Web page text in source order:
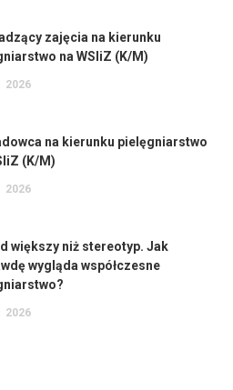
zajęcia na kierunku
na WSIiZ (K/M)
2026
na kierunku pielęgniarstwo
(K/M)
2026
większy niż stereotyp. Jak
wygląda współczesne
2026